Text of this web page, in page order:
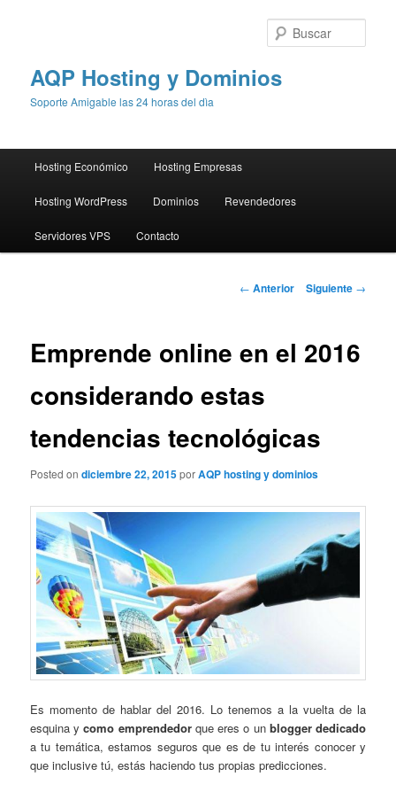
AQP Hosting y Dominios
Soporte Amigable las 24 horas del dìa
principal
Ir
al
contenido
Hosting Económico Hosting Empresas
Hosting WordPress Dominios Revendedores
Servidores VPS Contacto
Navegación
← Anterior Siguiente →
Emprende online en el 2016
considerando estas
tendencias tecnológicas
Posted ondiciembre 22, 2015porAQP hosting y dominios
Es momento de hablar del 2016. Lo tenemos a la vuelta de la
esquina y como emprendedorque eres o un blogger dedicado
a tu temática, estamos seguros que es de tu interés conocer y
que inclusive tú, estás haciendo tus propias predicciones.